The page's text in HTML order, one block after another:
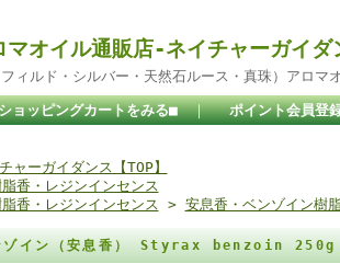
オイル通販店-ネイチャーガイダ
ィルド・シルバー・天然石ルース・真珠）アロマ
ョッピングカートをみる■ ｜ ポイント会員登
ャーガイダンス【TOP】
香・レジンインセンス
香・レジンインセンス > 安息香・ベンゾイン樹
ゾイン（安息香） Styrax benzoin 250g